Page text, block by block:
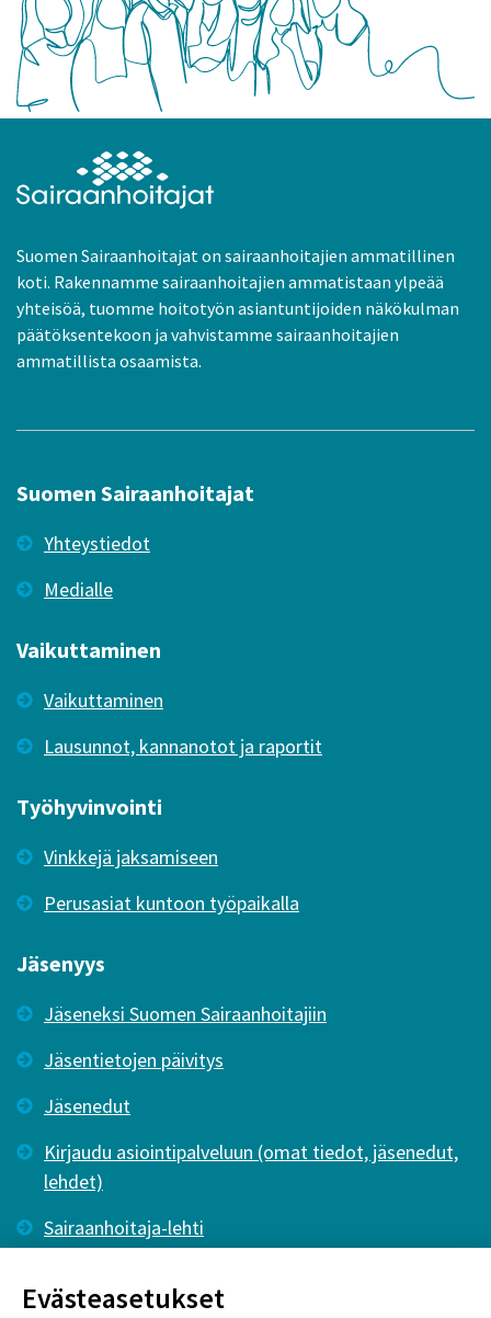
Suomen Sairaanhoitajat on sairaanhoitajien ammatillinen
koti. Rakennamme sairaanhoitajien ammatistaan ylpeää
yhteisöä, tuomme hoitotyön asiantuntijoiden näkökulman
päätöksentekoon ja vahvistamme sairaanhoitajien
ammatillista osaamista.
Suomen Sairaanhoitajat
Yhteystiedot
Medialle
Vaikuttaminen
Vaikuttaminen
Lausunnot, kannanotot ja raportit
Työhyvinvointi
Vinkkejä jaksamiseen
Perusasiat kuntoon työpaikalla
Jäsenyys
Jäseneksi Suomen Sairaanhoitajiin
Jäsentietojen päivitys
Jäsenedut
Kirjaudu asiointipalveluun (omat tiedot, jäsenedut,
lehdet)
Sairaanhoitaja-lehti
Evästeasetukset